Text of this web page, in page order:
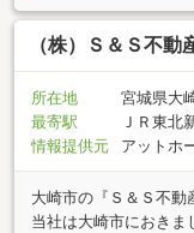
（株）Ｓ＆Ｓ不動
所在地
宮城県大
最寄駅
ＪＲ東北
情報提供元
アットホ
大崎市の『Ｓ＆Ｓ不動
当社は大崎市におきま